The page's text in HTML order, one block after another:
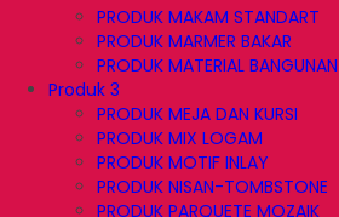
PRODUK MAKAM STANDART
PRODUK MARMER BAKAR
PRODUK MATERIAL BANGUNAN
Produk 3
PRODUK MEJA DAN KURSI
PRODUK MIX LOGAM
PRODUK MOTIF INLAY
PRODUK NISAN-TOMBSTONE
PRODUK PARQUETE MOZAIK